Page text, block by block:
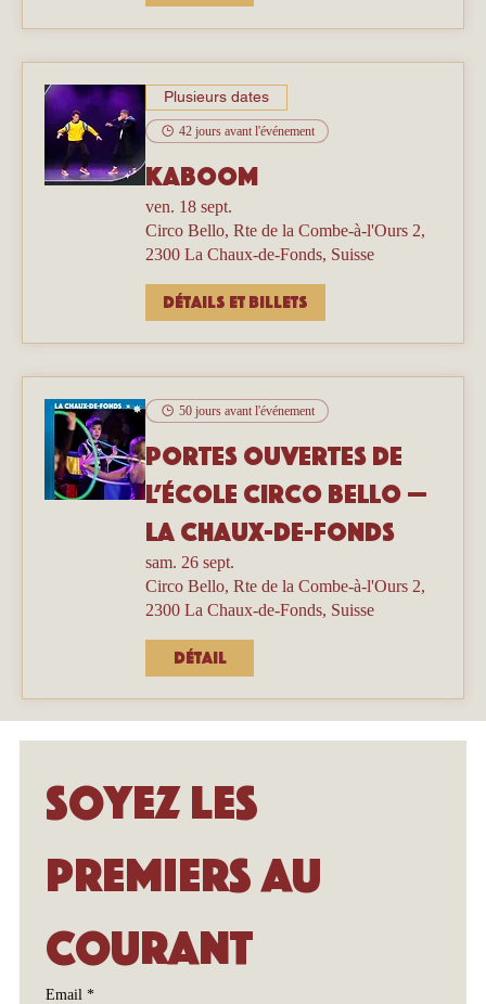
Plusieurs dates
42 jours avant l'événement
Kaboom
ven. 18 sept.
Circo Bello, Rte de la Combe-à-l'Ours 2,
2300 La Chaux-de-Fonds, Suisse
Détails et billets
50 jours avant l'événement
Portes ouvertes de
l’école Circo Bello —
La Chaux-de-Fonds
sam. 26 sept.
Circo Bello, Rte de la Combe-à-l'Ours 2,
2300 La Chaux-de-Fonds, Suisse
Détail
Soyez les
premiers au
courant
Email *